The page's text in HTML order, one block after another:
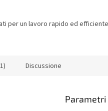
per un lavoro rapido ed
Discussione